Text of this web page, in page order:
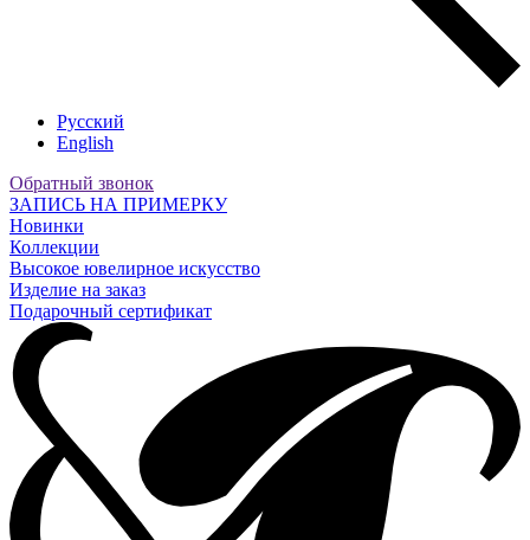
Русский
English
Обратный звонок
ЗАПИСЬ НА ПРИМЕРКУ
Новинки
Коллекции
Высокое ювелирное искусство
Изделие на заказ
Подарочный сертификат